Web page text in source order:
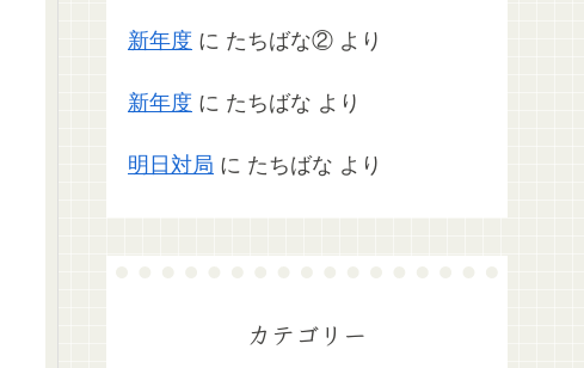
新年度 に たちばな② より
新年度 に たちばな より
明日対局 に たちばな より
カテゴリー